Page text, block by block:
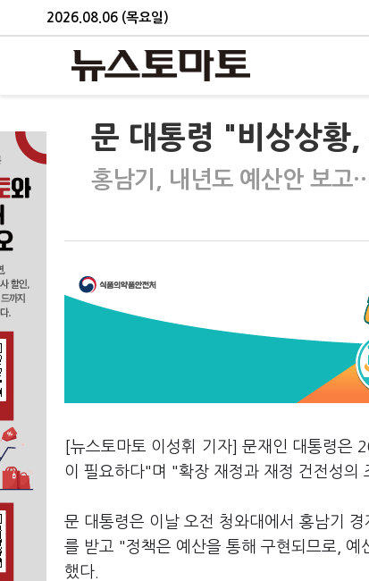
2026.08.06 (목요일)
문 대통령 "비상상황
홍남기, 내년도 예산안 보
[뉴스토마토 이성휘 기자] 문재인 대통령은
이 필요하다"며 "확장 재정과 재정 건전성의
문 대통령은 이날 오전 청와대에서 홍남기
를 받고 "정책은 예산을 통해 구현되므로,
했다.